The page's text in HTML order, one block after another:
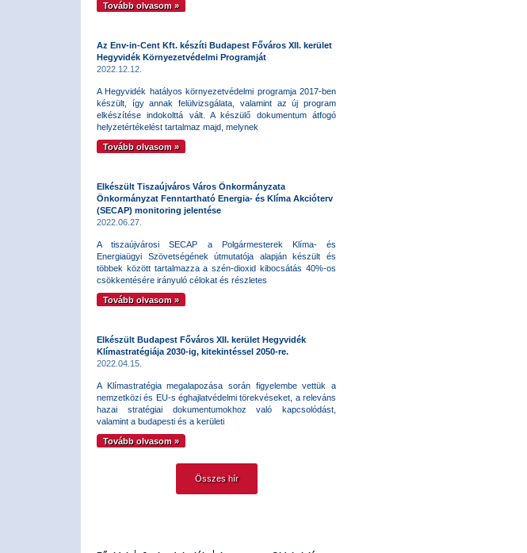
Tovább olvasom »
Az Env-in-Cent Kft. készíti Budapest Főváros XII. kerület
Hegyvidék Környezetvédelmi Programját
2022.12.12.
A Hegyvidék hatályos környezetvédelmi programja 2017-ben
készült, így annak felülvizsgálata, valamint az új program
elkészítése indokolttá vált. A készülő dokumentum átfogó
helyzetértékelést tartalmaz majd, melynek
Tovább olvasom »
Elkészült Tiszaújváros Város Önkormányzata
Önkormányzat Fenntartható Energia- és Klíma Akcióterv
(SECAP) monitoring jelentése
2022.06.27.
A tiszaújvárosi SECAP a Polgármesterek Klíma- és
Energiaügyi Szövetségének útmutatója alapján készült és
többek között tartalmazza a szén-dioxid kibocsátás 40%-os
csökkentésére irányuló célokat és részletes
Tovább olvasom »
Elkészült Budapest Főváros XII. kerület Hegyvidék
Klímastratégiája 2030-ig, kitekintéssel 2050-re.
2022.04.15.
A Klímastratégia megalapozása során figyelembe vettük a
nemzetközi és EU-s éghajlatvédelmi törekvéseket, a releváns
hazai stratégiai dokumentumokhoz való kapcsolódást,
valamint a budapesti és a kerületi
Tovább olvasom »
Összes hír